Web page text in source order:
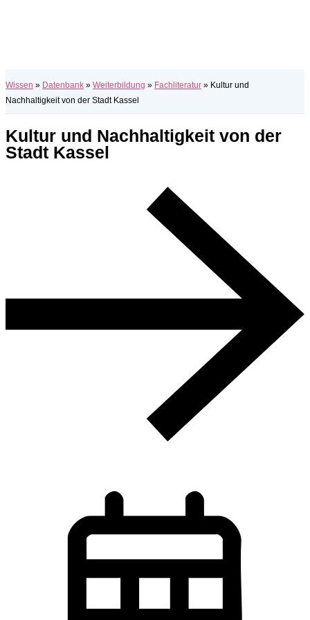
Wissen » Datenbank » Weiterbildung » Fachliteratur » Kultur und
Nachhaltigkeit von der Stadt Kassel
Kultur und Nachhaltigkeit von der
Stadt Kassel